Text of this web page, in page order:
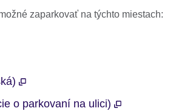
zaparkovať na týchto miestach:
o parkovaní na ulici)